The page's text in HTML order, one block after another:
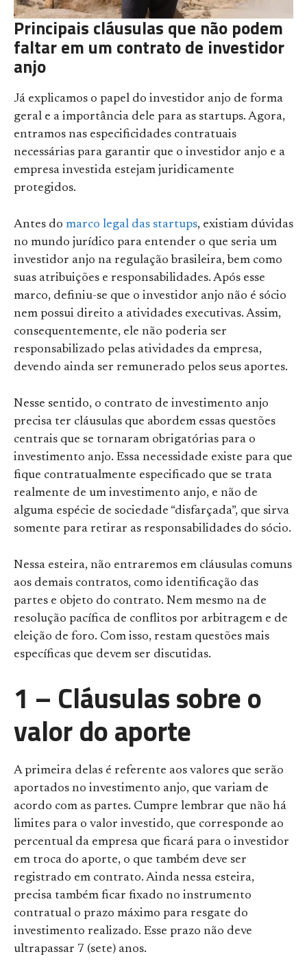
Principais cláusulas que não podem
faltar em um contrato de investidor
anjo
Já explicamos o papel do investidor anjo de forma
geral e a importância dele para as startups. Agora,
entramos nas especificidades contratuais
necessárias para garantir que o investidor anjo e a
empresa investida estejam juridicamente
protegidos.
Antes do marco legal das startups, existiam dúvidas
no mundo jurídico para entender o que seria um
investidor anjo na regulação brasileira, bem como
suas atribuições e responsabilidades. Após esse
marco, definiu-se que o investidor anjo não é sócio
nem possui direito a atividades executivas. Assim,
consequentemente, ele não poderia ser
responsabilizado pelas atividades da empresa,
devendo ainda ser remunerado pelos seus aportes.
Nesse sentido, o contrato de investimento anjo
precisa ter cláusulas que abordem essas questões
centrais que se tornaram obrigatórias para o
investimento anjo. Essa necessidade existe para que
fique contratualmente especificado que se trata
realmente de um investimento anjo, e não de
alguma espécie de sociedade “disfarçada”, que sirva
somente para retirar as responsabilidades do sócio.
Nessa esteira, não entraremos em cláusulas comuns
aos demais contratos, como identificação das
partes e objeto do contrato. Nem mesmo na de
resolução pacífica de conflitos por arbitragem e de
eleição de foro. Com isso, restam questões mais
específicas que devem ser discutidas.
1 – Cláusulas sobre o
valor do aporte
A primeira delas é referente aos valores que serão
aportados no investimento anjo, que variam de
acordo com as partes. Cumpre lembrar que não há
limites para o valor investido, que corresponde ao
percentual da empresa que ficará para o investidor
em troca do aporte, o que também deve ser
registrado em contrato. Ainda nessa esteira,
precisa também ficar fixado no instrumento
contratual o prazo máximo para resgate do
investimento realizado. Esse prazo não deve
ultrapassar 7 (sete) anos.